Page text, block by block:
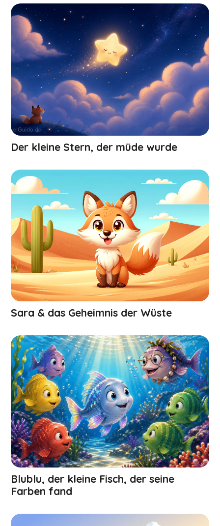
Der kleine Stern, der müde wurde
Sara & das Geheimnis der Wüste
Blublu, der kleine Fisch, der seine
Farben fand